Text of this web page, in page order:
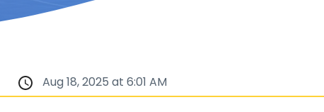
Aug 18, 2025 at 6:01 AM